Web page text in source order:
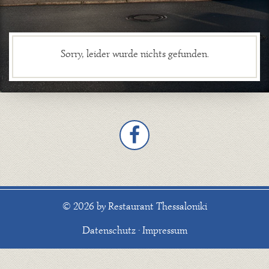
Sorry, leider wurde nichts gefunden.
© 2026 by Restaurant Thessaloniki
Datenschutz·Impressum